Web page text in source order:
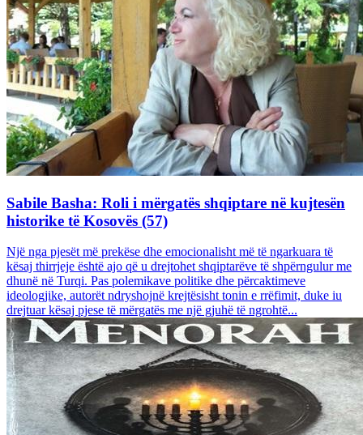
Sabile Basha: Roli i mërgatës shqiptare në kujtesën
historike të Kosovës (57)
Një nga pjesët më prekëse dhe emocionalisht më të ngarkuara të
kësaj thirrjeje është ajo që u drejtohet shqiptarëve të shpërngulur me
dhunë në Turqi. Pas polemikave politike dhe përcaktimeve
ideologjike, autorët ndryshojnë krejtësisht tonin e rrëfimit, duke iu
drejtuar kësaj pjese të mërgatës me një gjuhë të ngrohtë...